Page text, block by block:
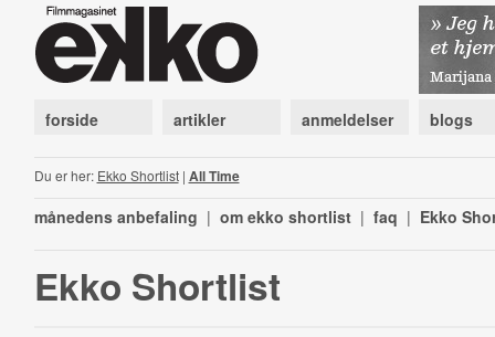
forside artikler anmeldelser blogs
Du er her: Ekko Shortlist| All Time
månedens anbefaling | om ekko shortlist | faq | Ekko
Ekko Shortlist